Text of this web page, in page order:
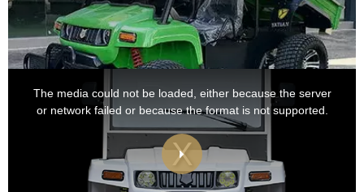
The media could not be loaded, either because the server
or network failed or because the format is not supported.